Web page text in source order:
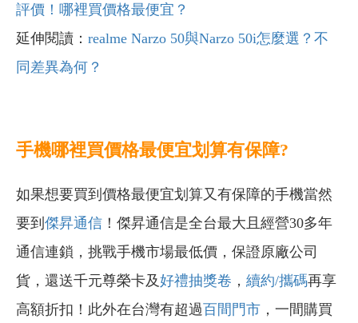
評價！哪裡買價格最便宜？
延伸閱讀： realme Narzo 50與Narzo 50i怎麼選？不
同差異為何？
手機哪裡買價格最便宜划算有保障?
如果想要買到價格最便宜划算又有保障的手機當然
要到 傑昇通信 ！傑昇通信是全台最大且經營30多年
通信連鎖，挑戰手機市場最低價，保證原廠公司
貨，還送千元尊榮卡及好禮抽獎卷 ， 續約/攜碼再享
高額折扣！此外在台灣有超過百間門市 ，一間購買